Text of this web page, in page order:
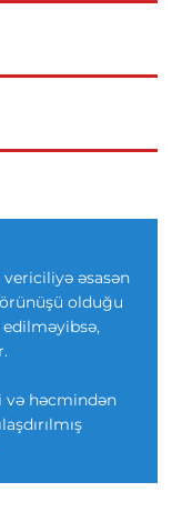
əsasən
olduğu
və həcmindən